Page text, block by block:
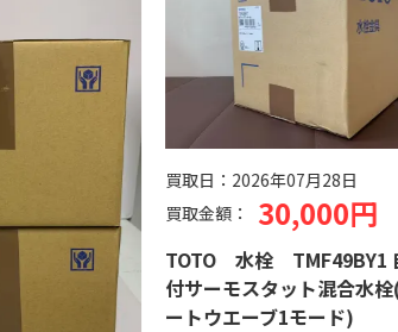
買取日： 2026年07月28日
買取金額：
30,000円
TOTO 水栓 TMF49BY1
付サーモスタット混合水
ートウエーブ1モード)